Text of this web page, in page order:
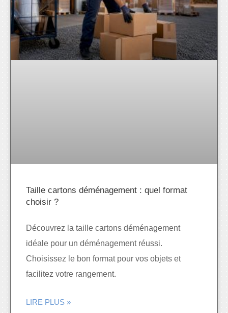
Taille cartons déménagement : quel format
choisir ?
Découvrez la taille cartons déménagement
idéale pour un déménagement réussi.
Choisissez le bon format pour vos objets et
facilitez votre rangement.
LIRE PLUS »